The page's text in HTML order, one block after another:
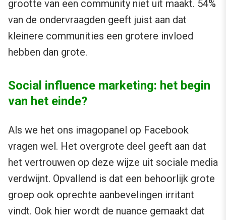
grootte van een community niet uit maakt. 54%
van de ondervraagden geeft juist aan dat
kleinere communities een grotere invloed
hebben dan grote.
Social influence marketing: het begin
van het einde?
Als we het ons imagopanel op Facebook
vragen wel. Het overgrote deel geeft aan dat
het vertrouwen op deze wijze uit sociale media
verdwijnt. Opvallend is dat een behoorlijk grote
groep ook oprechte aanbevelingen irritant
vindt. Ook hier wordt de nuance gemaakt dat